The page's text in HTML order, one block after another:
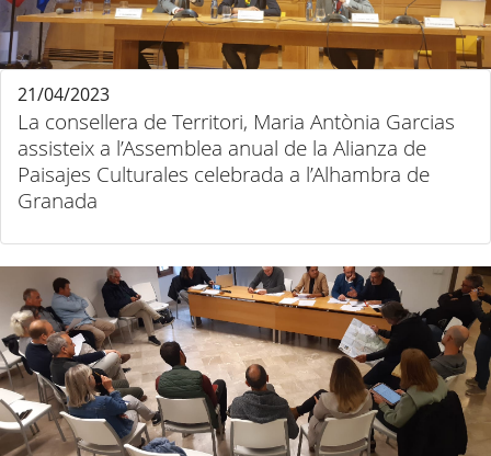
La consellera de Territori, Maria Antònia Garcias
assisteix a l’Assemblea anual de la Alianza de
Paisajes Culturales celebrada a l’Alhambra de
Granada
21/04/2023